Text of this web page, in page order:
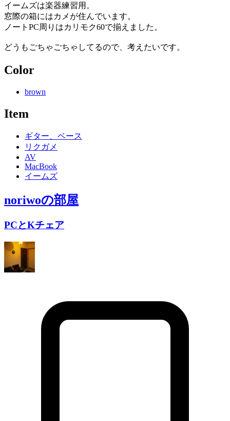
イームズは楽器練習用。
窓際の箱にはカメが住んでいます。
ノートPC周りはカリモク60で揃えました。
どうもごちゃごちゃしてるので、考えたいです。
Color
brown
Item
ギター、ベース
リクガメ
AV
MacBook
イームズ
noriwoの部屋
PCとKチェア